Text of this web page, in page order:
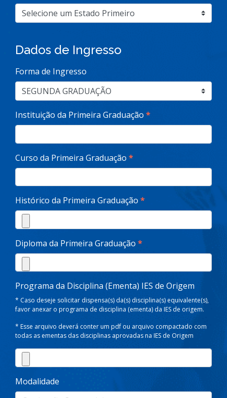
Dados de Ingresso
Forma de Ingresso
Instituição da Primeira Graduação *
Curso da Primeira Graduação *
Histórico da Primeira Graduação *
Diploma da Primeira Graduação *
Programa da Disciplina (Ementa) IES de Origem
* Caso deseje solicitar dispensa(s) da(s) disciplina(s) equivalente(s),
favor anexar o programa de disciplina (ementa) da IES de origem.
* Esse arquivo deverá conter um pdf ou arquivo compactado com
todas as ementas das disciplinas aprovadas na IES de Origem
Modalidade